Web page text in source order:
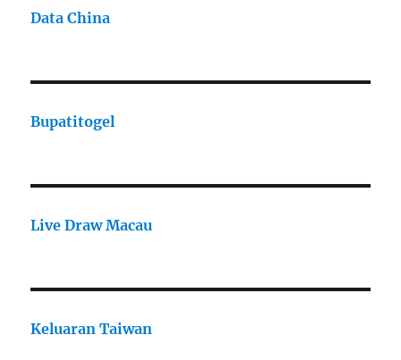
Data China
Bupatitogel
Live Draw Macau
Keluaran Taiwan